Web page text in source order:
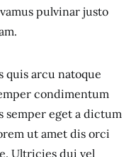
pulvinar justo
quis arcu natoque
condimentum
semper eget a dictum
ut amet dis orci
Ultricies dui vel